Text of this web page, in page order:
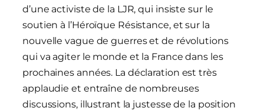
d’une activiste de la LJR, qui insiste sur le
soutien à l’Héroïque Résistance, et sur la
nouvelle vague de guerres et de révolutions
qui va agiter le monde et la France dans les
prochaines années. La déclaration est très
applaudie et entraîne de nombreuses
discussions, illustrant la justesse de la position